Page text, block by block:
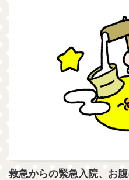
救急からの緊急入院、お